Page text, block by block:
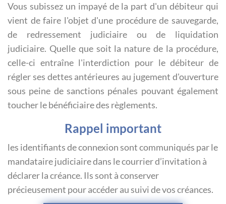
Vous subissez un impayé de la part d'un débiteur qui
vient de faire l'objet d'une procédure de sauvegarde,
de redressement judiciaire ou de liquidation
judiciaire. Quelle que soit la nature de la procédure,
celle-ci entraîne l'interdiction pour le débiteur de
régler ses dettes antérieures au jugement d'ouverture
sous peine de sanctions pénales pouvant également
toucher le bénéficiaire des règlements.
Rappel important
les identifiants de connexion sont communiqués par le
mandataire judiciaire dans le courrier d’invitation à
déclarer la créance. Ils sont à conserver
précieusement pour accéder au suivi de vos créances.